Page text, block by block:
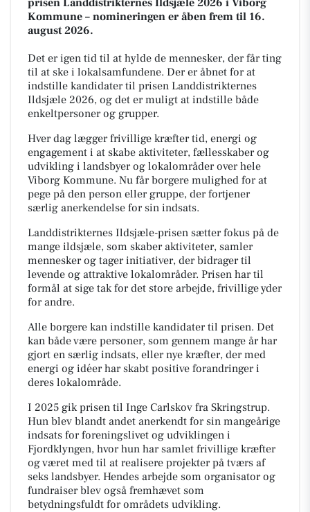
Kommune – nomineringen er åben frem til 16.
august 2026.
Det er igen tid til at hylde de mennesker, der får ting
til at ske i lokalsamfundene. Der er åbnet for at
indstille kandidater til prisen Landdistrikternes
Ildsjæle 2026, og det er muligt at indstille både
enkeltpersoner og grupper.
Hver dag lægger frivillige kræfter tid, energi og
engagement i at skabe aktiviteter, fællesskaber og
udvikling i landsbyer og lokalområder over hele
Viborg Kommune. Nu får borgere mulighed for at
pege på den person eller gruppe, der fortjener
særlig anerkendelse for sin indsats.
Landdistrikternes Ildsjæle-prisen sætter fokus på de
mange ildsjæle, som skaber aktiviteter, samler
mennesker og tager initiativer, der bidrager til
levende og attraktive lokalområder. Prisen har til
formål at sige tak for det store arbejde, frivillige yder
for andre.
Alle borgere kan indstille kandidater til prisen. Det
kan både være personer, som gennem mange år har
gjort en særlig indsats, eller nye kræfter, der med
energi og idéer har skabt positive forandringer i
deres lokalområde.
I 2025 gik prisen til Inge Carlskov fra Skringstrup.
Hun blev blandt andet anerkendt for sin mangeårige
indsats for foreningslivet og udviklingen i
Fjordklyngen, hvor hun har samlet frivillige kræfter
og været med til at realisere projekter på tværs af
seks landsbyer. Hendes arbejde som organisator og
fundraiser blev også fremhævet som
betydningsfuldt for områdets udvikling.